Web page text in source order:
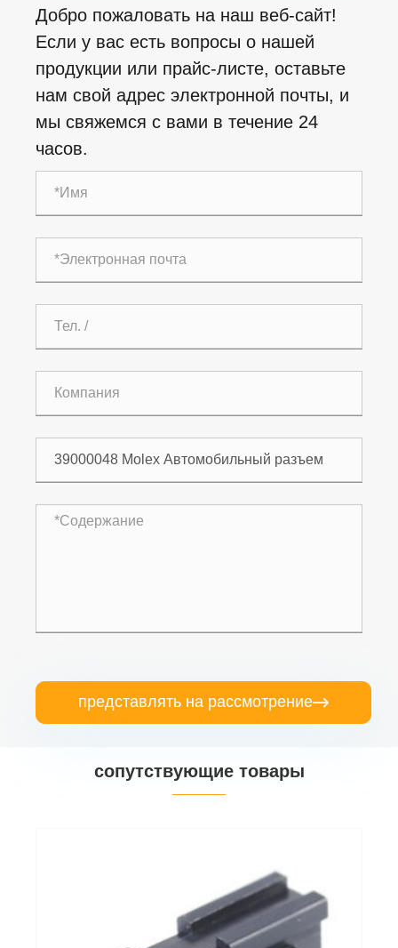
Добро пожаловать на наш веб-сайт!
Если у вас есть вопросы о нашей
продукции или прайс-листе, оставьте
нам свой адрес электронной почты, и
мы свяжемся с вами в течение 24
часов.
представлять на рассмотрение
сопутствующие товары